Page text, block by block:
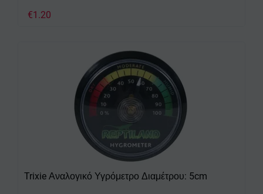
€1.20
Trixie Αναλογικό Υγρόμετρο Διαμέτρου: 5cm